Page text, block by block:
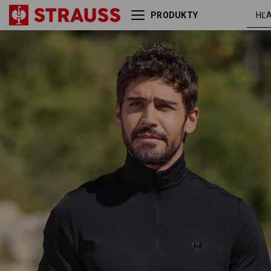
PRODUKTY
Funkčný sveter s dlhými
rukávmi UV e.s.trail